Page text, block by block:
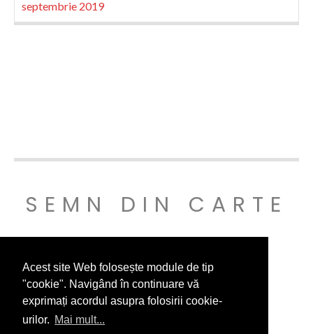
Acest site Web folosește module de tip
"cookie". Navigând în continuare vă
exprimați acordul asupra folosirii cookie-
urilor. Mai mult...
septembrie 2019
SEMN DIN CARTE